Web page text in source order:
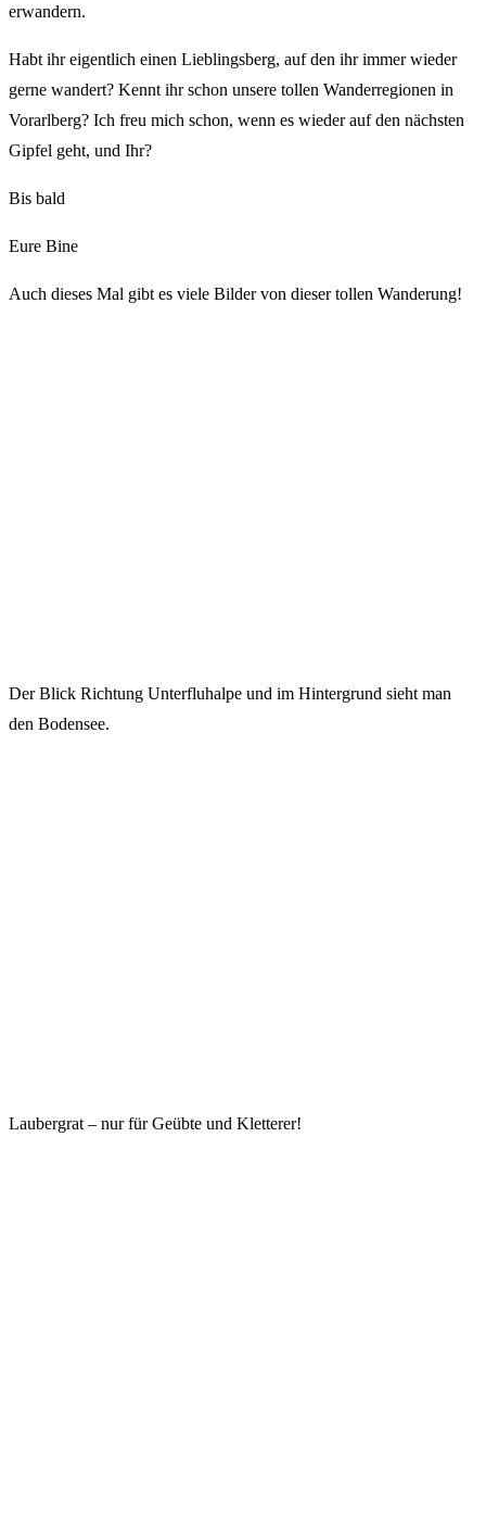
erwandern.
Habt ihr eigentlich einen Lieblingsberg, auf den ihr immer wieder
gerne wandert? Kennt ihr schon unsere tollen Wanderregionen in
Vorarlberg? Ich freu mich schon, wenn es wieder auf den nächsten
Gipfel geht, und Ihr?
Bis bald
Eure Bine
Auch dieses Mal gibt es viele Bilder von dieser tollen Wanderung!
Der Blick Richtung Unterfluhalpe und im Hintergrund sieht man
den Bodensee.
Laubergrat – nur für Geübte und Kletterer!